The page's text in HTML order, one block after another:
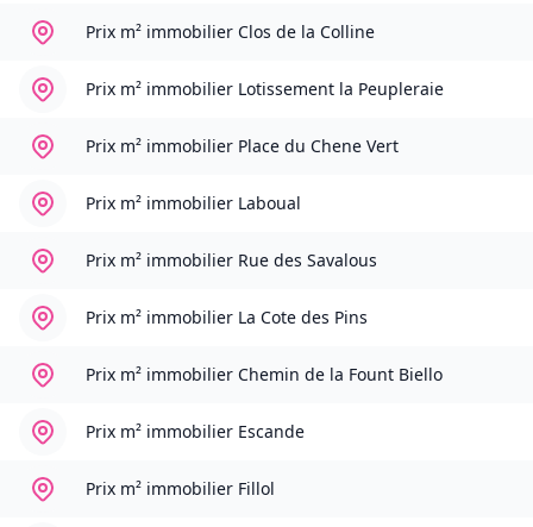
Prix m² immobilier Clos de la Colline
Prix m² immobilier Lotissement la Peupleraie
Prix m² immobilier Place du Chene Vert
Prix m² immobilier Laboual
Prix m² immobilier Rue des Savalous
Prix m² immobilier La Cote des Pins
Prix m² immobilier Chemin de la Fount Biello
Prix m² immobilier Escande
Prix m² immobilier Fillol